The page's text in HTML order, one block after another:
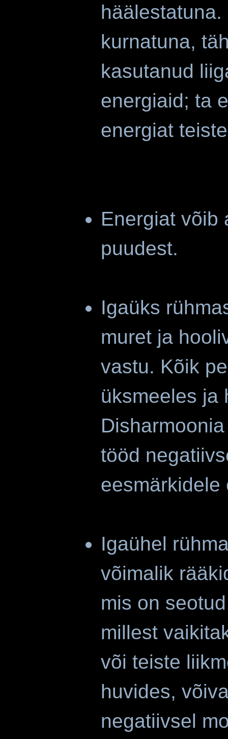
kurnatuna,
kasutanud
energiaid; ta
energiat
Energiat võib
puudest.
Igaüks
muret ja
vastu. Kõik
üksmeeles ja
tööd
eesmärkidele
Igaühel
võimalik
mis on
millest
või teiste
huvides,
negatiivsel